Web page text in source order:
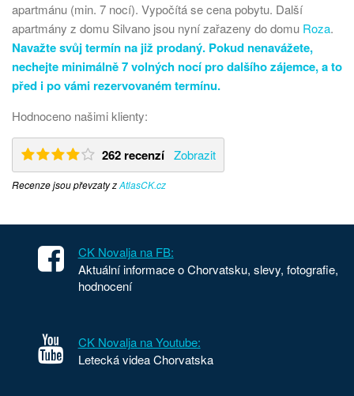
apartmánu (min. 7 nocí). Vypočítá se cena pobytu. Další
apartmány z domu Silvano jsou nyní zařazeny do domu Roza.
Navažte svůj termín na již prodaný. Pokud nenavážete,
nechejte minimálně 7 volných nocí pro dalšího zájemce, a to
před i po vámi rezervovaném termínu.
Hodnoceno našimi klienty:
262 recenzí Zobrazit
Recenze jsou převzaty zAtlasCK.cz
CK Novalja na FB:
Aktuální informace o Chorvatsku, slevy, fotografie,
hodnocení
CK Novalja na Youtube:
Letecká videa Chorvatska